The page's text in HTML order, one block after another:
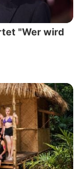
"Wer wird